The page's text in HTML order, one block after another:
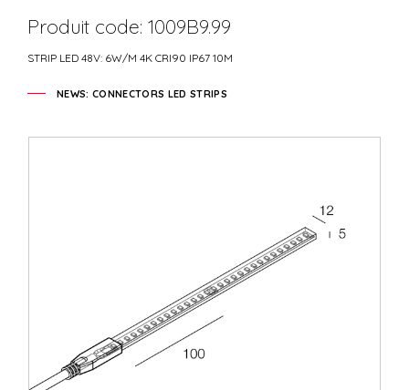
Produit code: 1009B9.99
STRIP LED 48V: 6W/M 4K CRI90 IP67 10M
NEWS: CONNECTORS LED STRIPS